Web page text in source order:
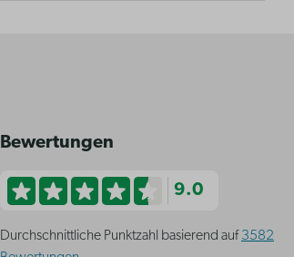
Bewertungen
9.0
Durchschnittliche Punktzahl basierend auf 3582